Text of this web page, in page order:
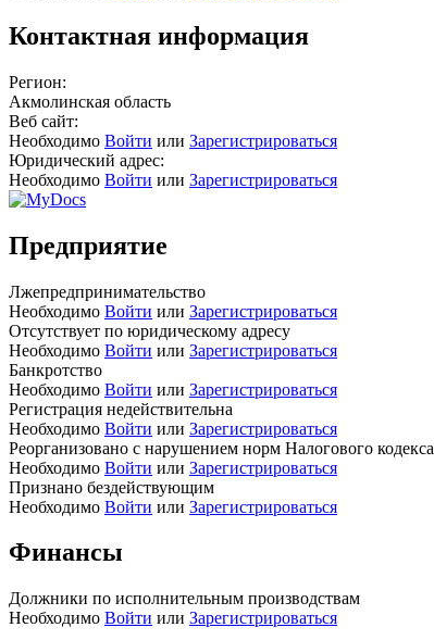
Контактная информация
Регион:
Акмолинская область
Веб сайт:
Необходимо Войти или Зарегистрироваться
Юридический адрес:
Необходимо Войти или Зарегистрироваться
Предприятие
Лжепредпринимательство
Необходимо Войти или Зарегистрироваться
Отсутствует по юридическому адресу
Необходимо Войти или Зарегистрироваться
Банкротство
Необходимо Войти или Зарегистрироваться
Регистрация недействительна
Необходимо Войти или Зарегистрироваться
Реорганизовано с нарушением норм Налогового кодекса
Необходимо Войти или Зарегистрироваться
Признано бездействующим
Необходимо Войти или Зарегистрироваться
Финансы
Должники по исполнительным производствам
Необходимо Войти или Зарегистрироваться